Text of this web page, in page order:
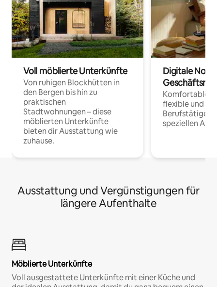
Voll möblierte Unterkünfte
Von ruhigen Blockhütten in
den Bergen bis hin zu
praktischen
Stadtwohnungen – diese
möblierten Unterkünfte
bieten dir Ausstattung wie
zuhause.
Digitale
Komfortable
flexible und
Berufstätige
speziellen
Ausstattung und Vergünstigungen für
längere Aufenthalte
Möblierte Unterkünfte
Voll ausgestattete Unterkünfte mit einer Küche und